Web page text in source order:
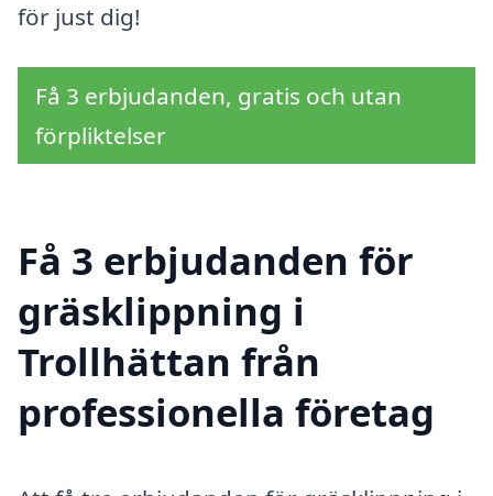
för just dig!
Få 3 erbjudanden, gratis och utan
förpliktelser
Få 3 erbjudanden för
gräsklippning i
Trollhättan från
professionella företag